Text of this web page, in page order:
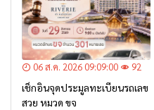
06 ส.ค. 2026 09:09:00 92
เช็กอินจุดประมูลทะเบียนรถเลข
สวย หมวด ขจ